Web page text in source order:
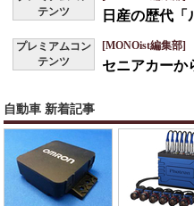
テンツ
日産の歴代「
プレミアムコン
テンツ
[MONOist編集部]
セニアカーか
自動車 新着記事